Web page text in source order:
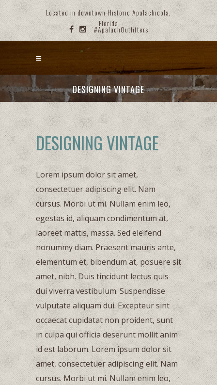
Located in downtown Historic Apalachicola,
Florida
#ApalachOutfitters
DESIGNING VINTAGE
DESIGNING VINTAGE
Lorem ipsum dolor sit amet,
consectetuer adipiscing elit. Nam
cursus. Morbi ut mi. Nullam enim leo,
egestas id, aliquam condimentum at,
laoreet mattis, massa. Sed eleifend
nonummy diam. Praesent mauris ante,
elementum et, bibendum at, posuere sit
amet, nibh. Duis tincidunt lectus quis
dui viverra vestibulum. Suspendisse
vulputate aliquam dui. Excepteur sint
occaecat cupidatat non proident, sunt
in culpa qui officia deserunt mollit anim
id est laborum. Lorem ipsum dolor sit
amet, consectetuer adipiscing elit. Nam
cursus. Morbi ut mi. Nullam enim leo,